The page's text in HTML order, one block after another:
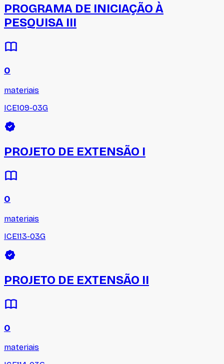
PROGRAMA DE INICIAÇÃO À
PESQUISA III
0
materiais
ICE109-03G
PROJETO DE EXTENSÃO I
0
materiais
ICE113-03G
PROJETO DE EXTENSÃO II
0
materiais